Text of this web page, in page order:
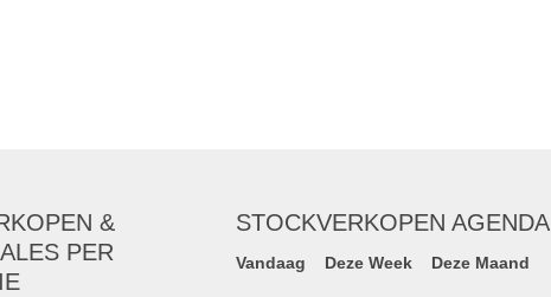
&
PER
STOCKVERKOPEN AGENDA
Vandaag Deze Week Deze Maand